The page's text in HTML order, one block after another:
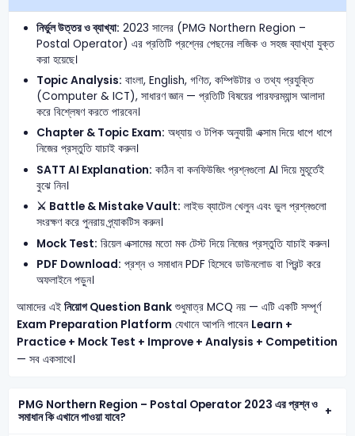
নির্ভুল উত্তর ও ব্যাখ্যা: 2023 সালের (PMG Northern Region –
Postal Operator) এর প্রতিটি প্রশ্নের পেছনের লজিক ও সহজ ব্যাখ্যা যুক্ত
করা হয়েছে।
Topic Analysis: বাংলা, English, গণিত, কম্পিউটার ও তথ্য প্রযুক্তি
(Computer & ICT), সাধারণ জ্ঞান — প্রতিটি বিষয়ের পারফরম্যান্স আলাদা
করে বিশ্লেষণ করতে পারবেন।
Chapter & Topic Exam: অধ্যায় ও টপিক অনুযায়ী এক্সাম দিয়ে ধাপে ধাপে
নিজের প্রস্তুতি যাচাই করুন।
SATT AI Explanation: কঠিন বা কনফিউজিং প্রশ্নগুলো AI দিয়ে মুহূর্তেই
বুঝে নিন।
⚔️ Battle & Mistake Vault: লাইভ ব্যাটেল খেলুন এবং ভুল প্রশ্নগুলো
সংরক্ষণ করে পুনরায় প্র্যাকটিস করুন।
Mock Test: রিয়েল এক্সামের মতো মক টেস্ট দিয়ে নিজের প্রস্তুতি যাচাই করুন।
PDF Download: প্রশ্ন ও সমাধান PDF হিসেবে ডাউনলোড বা প্রিন্ট করে
অফলাইনে পড়ুন।
আমাদের এই নিয়োগ Question Bankশুধুমাত্র MCQ নয় — এটি একটি সম্পূর্ণ
Exam Preparation Platform যেখানে আপনি পাবেন Learn +
Practice + Mock Test + Improve + Analysis + Competition
— সব একসাথে।
PMG Northern Region – Postal Operator 2023 এর প্রশ্ন ও
সমাধান কি এখানে পাওয়া যাবে?